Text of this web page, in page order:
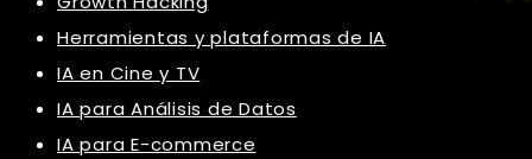
Herramientas y plataformas de IA
IA en Cine y TV
IA para Análisis de Datos
IA para E-commerce